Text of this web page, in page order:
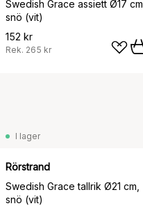
Swedish Grace assiett Ø17 cm,
snö (vit)
152 kr
Rek. 265 kr
I lager
Rörstrand
Swedish Grace tallrik Ø21 cm,
snö (vit)